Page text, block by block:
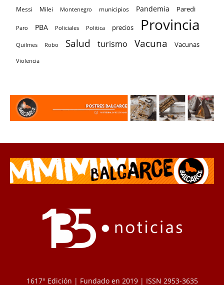
Messi Milei Montenegro municipios Pandemia Paredi
Paro PBA Policiales Politica precios Provincia
Quilmes Robo Salud turismo Vacuna Vacunas
Violencia
1617° Edición | Fundado en 2019 | ISSN 2953-3635